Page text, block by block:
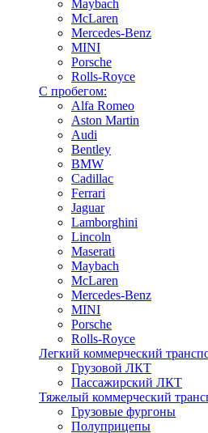
Maybach
McLaren
Mercedes-Benz
MINI
Porsche
Rolls-Royce
С пробегом:
Alfa Romeo
Aston Martin
Audi
Bentley
BMW
Cadillac
Ferrari
Jaguar
Lamborghini
Lincoln
Maserati
Maybach
McLaren
Mercedes-Benz
MINI
Porsche
Rolls-Royce
Легкий коммерческий
Грузовой ЛКТ
Пассажирский ЛКТ
Тяжелый коммерческий
Грузовые фургоны
Полуприцепы